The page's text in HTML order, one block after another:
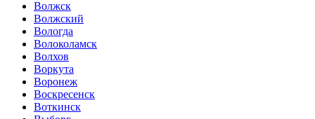
Волжск
Волжский
Вологда
Волоколамск
Волхов
Воркута
Воронеж
Воскресенск
Воткинск